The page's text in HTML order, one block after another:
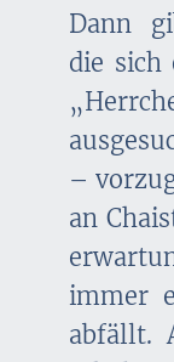
Dann
die sich
–
an
immer
abfällt.